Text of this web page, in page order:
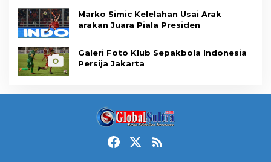
Marko Simic Kelelahan Usai Arak
arakan Juara Piala Presiden
Galeri Foto Klub Sepakbola Indonesia
Persija Jakarta